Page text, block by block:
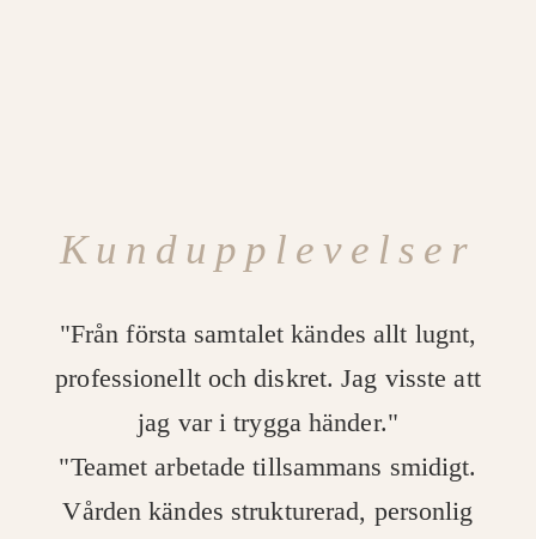
Kundupplevelser
"Från första samtalet kändes allt lugnt,
professionellt och diskret. Jag visste att
jag var i trygga händer."
"Teamet arbetade tillsammans smidigt.
Vården kändes strukturerad, personlig